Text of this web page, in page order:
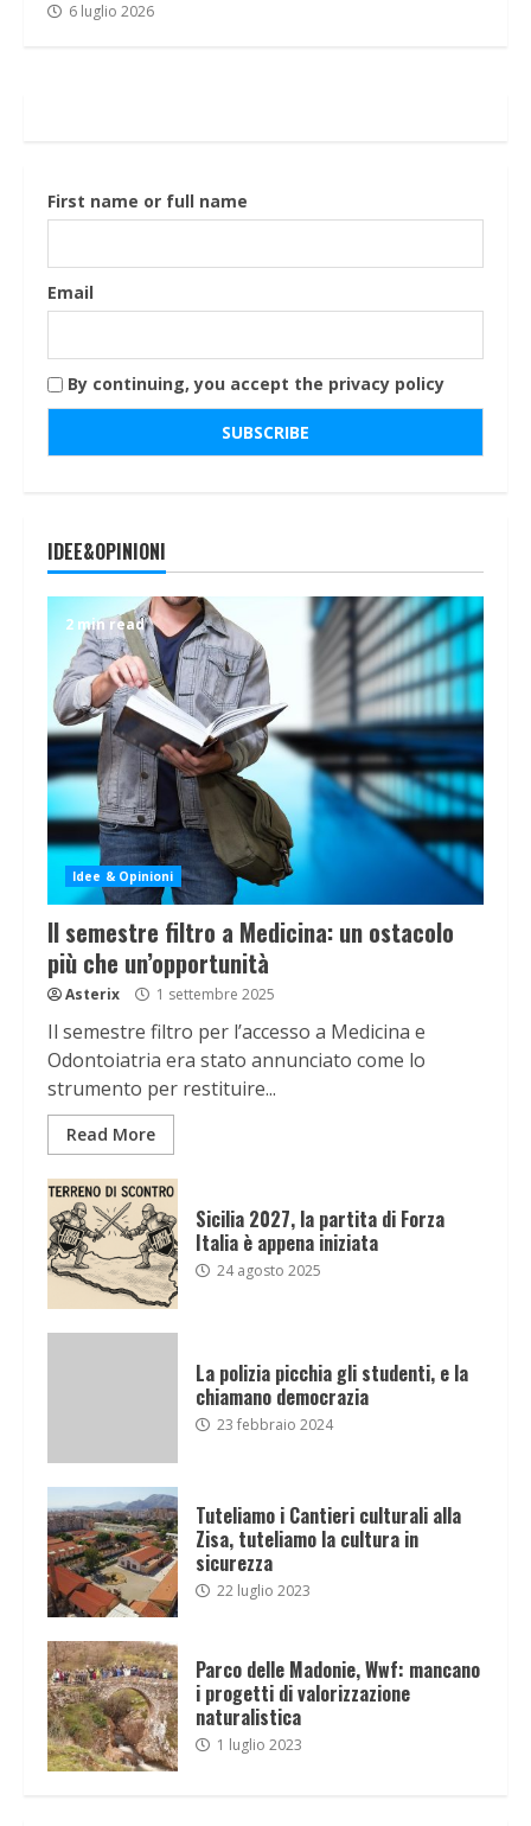
6 luglio 2026
First name or full name
Email
By continuing, you accept the privacy policy
IDEE&OPINIONI
2 min read
Idee & Opinioni
Il semestre filtro a Medicina: un ostacolo
più che un’opportunità
Asterix 1 settembre 2025
Il semestre filtro per l’accesso a Medicina e
Odontoiatria era stato annunciato come lo
strumento per restituire...
Read More
Sicilia 2027, la partita di Forza
Italia è appena iniziata
24 agosto 2025
La polizia picchia gli studenti, e la
chiamano democrazia
23 febbraio 2024
Tuteliamo i Cantieri culturali alla
Zisa, tuteliamo la cultura in
sicurezza
22 luglio 2023
Parco delle Madonie, Wwf: mancano
i progetti di valorizzazione
naturalistica
1 luglio 2023